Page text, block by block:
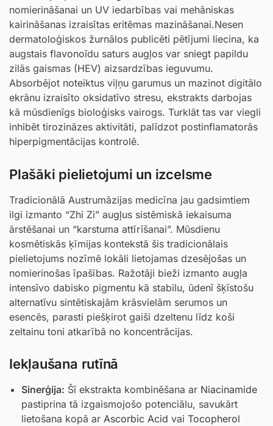
nomierināšanai un UV iedarbības vai mehāniskas
kairināšanas izraisītas eritēmas mazināšanai.Nesen
dermatoloģiskos žurnālos publicēti pētījumi liecina, ka
augstais flavonoīdu saturs augļos var sniegt papildu
zilās gaismas (HEV) aizsardzības ieguvumu.
Absorbējot noteiktus viļņu garumus un mazinot digitālo
ekrānu izraisīto oksidatīvo stresu, ekstrakts darbojas
kā mūsdienīgs bioloģisks vairogs. Turklāt tas var viegli
inhibēt tirozināzes aktivitāti, palīdzot postinflamatorās
hiperpigmentācijas kontrolē.
Plašāki pielietojumi un izcelsme
Tradicionālā Austrumāzijas medicīna jau gadsimtiem
ilgi izmanto “Zhi Zi” augļus sistēmiskā iekaisuma
ārstēšanai un “karstuma attīrīšanai”. Mūsdienu
kosmētiskās ķīmijas kontekstā šis tradicionālais
pielietojums nozīmē lokāli lietojamas dzesējošas un
nomierinošas īpašības. Ražotāji bieži izmanto augļa
intensīvo dabisko pigmentu kā stabilu, ūdenī šķīstošu
alternatīvu sintētiskajām krāsvielām serumos un
esencēs, parasti piešķirot gaiši dzeltenu līdz koši
zeltainu toni atkarībā no koncentrācijas.
Iekļaušana rutīnā
Sinerģija: Šī ekstrakta kombinēšana ar Niacinamide
pastiprina tā izgaismojošo potenciālu, savukārt
lietošana kopā ar Ascorbic Acid vai Tocopherol